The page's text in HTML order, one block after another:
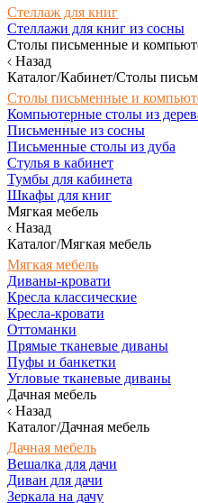
Стеллаж для книг
Стеллажи для книг из сосны
Столы письменные и
Назад
Каталог/Кабинет/Столы
Столы письменные и
Компьютерные столы из
Письменные из сосны
Письменные столы из дуба
Стулья в кабинет
Тумбы для кабинета
Шкафы для книг
Мягкая мебель
Назад
Каталог/Мягкая мебель
Мягкая мебель
Диваны-кровати
Кресла классические
Кресла-кровати
Оттоманки
Прямые тканевые диваны
Пуфы и банкетки
Угловые тканевые диваны
Дачная мебель
Назад
Каталог/Дачная мебель
Дачная мебель
Вешалка для дачи
Диван для дачи
Зеркала на дачу